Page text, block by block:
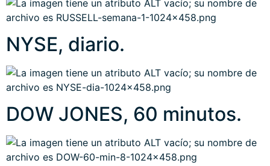
NYSE, diario.
DOW JONES, 60 minutos.